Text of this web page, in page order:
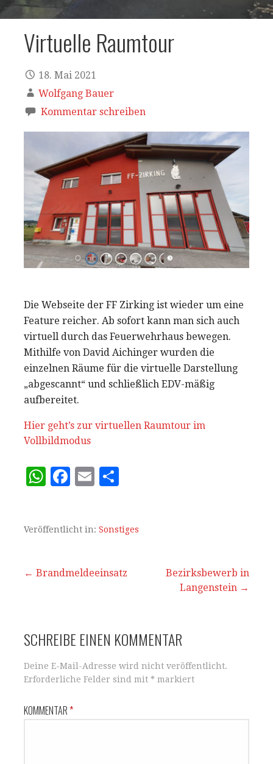
Virtuelle Raumtour
18. Mai 2021
Wolfgang Bauer
Kommentar schreiben
Die Webseite der FF Zirking ist wieder um eine
Feature reicher. Ab sofort kann man sich auch
virtuell durch das Feuerwehrhaus bewegen.
Mithilfe von David Aichinger wurden die
einzelnen Räume für die virtuelle Darstellung
„abgescannt“ und schließlich EDV-mäßig
aufbereitet.
Hier geht’s zur virtuellen Raumtour im
Vollbildmodus
W
s
p
F
e
o
E
l
n
Veröffentlicht in: Sonstiges
Beitrags-
← Brandmeldeeinsatz
Bezirksbewerb in
Langenstein →
SCHREIBE EINEN KOMMENTAR
Deine E-Mail-Adresse wird nicht veröffentlicht.
Erforderliche Felder sind mit * markiert
KOMMENTAR*